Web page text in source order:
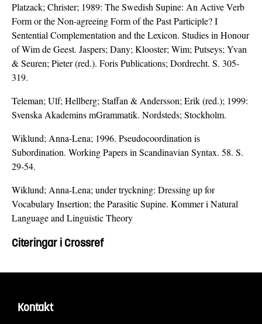
Platzack; Christer; 1989: The Swedish Supine: An Active Verb
Form or the Non-agreeing Form of the Past Participle? I
Sentential Complementation and the Lexicon. Studies in Honour
of Wim de Geest. Jaspers; Dany; Klooster; Wim; Putseys; Yvan
& Seuren; Pieter (red.). Foris Publications; Dordrecht. S. 305-
319.
Teleman; Ulf; Hellberg; Staffan & Andersson; Erik (red.); 1999:
Svenska Akademins mGrammatik. Nordsteds; Stockholm.
Wiklund; Anna-Lena; 1996. Pseudocoordination is
Subordination. Working Papers in Scandinavian Syntax. 58. S.
29-54.
Wiklund; Anna-Lena; under tryckning: Dressing up for
Vocabulary Insertion; the Parasitic Supine. Kommer i Natural
Language and Linguistic Theory
Citeringar i Crossref
Kontakt